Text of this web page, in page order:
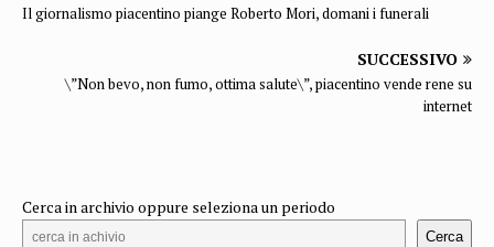
Il giornalismo piacentino piange Roberto Mori, domani i funerali
SUCCESSIVO
\”Non bevo, non fumo, ottima salute\”, piacentino vende rene su
internet
Cerca in archivio oppure seleziona un periodo
Cerca